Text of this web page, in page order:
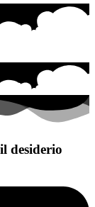
desiderio